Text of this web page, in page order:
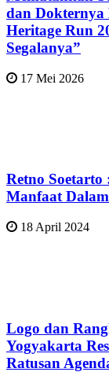
dan Dokternya
Heritage Run
Segalanya”
17 Mei 2026
Retno
Manfaat
18 April 2024
Logo dan
Yogyakarta
Ratusan